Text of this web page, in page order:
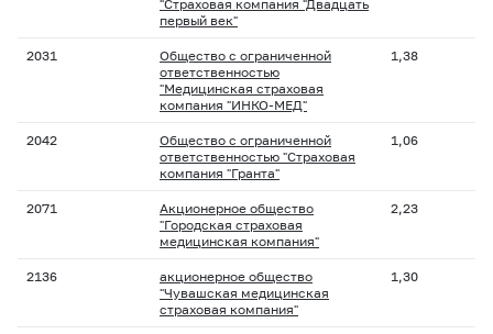
"Страховая компания "Двадцать
первый век"
2031
Общество с ограниченной
ответственностью
"Медицинская страховая
компания "ИНКО-МЕД"
1,38
2042
Общество с ограниченной
ответственностью "Страховая
компания "Гранта"
1,06
2071
Акционерное общество
"Городская страховая
медицинская компания"
2,23
2136
акционерное общество
"Чувашская медицинская
страховая компания"
1,30